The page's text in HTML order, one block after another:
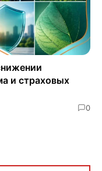
и страховых
0